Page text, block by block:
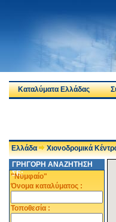
Καταλύματα Ελλάδας
Ελλάδα Χιονοδρομικά
ΓΡΗΓΟΡΗ ΑΝΑΖΗΤΗΣΗ
ΣΕ:
"Νυμφαίο"
Όνομα καταλύματος :
Τοποθεσία :